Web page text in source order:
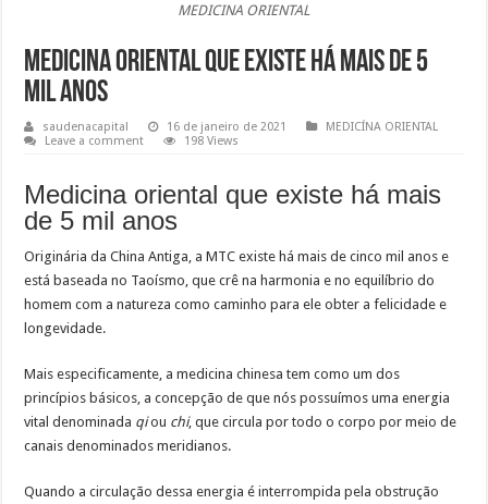
MEDICINA ORIENTAL
Medicina oriental que existe há mais de 5
mil anos
saudenacapital 16 de janeiro de 2021
MEDICÍNA ORIENTAL
Leave a comment
198 Views
Medicina oriental que existe há mais
de 5 mil anos
Originária da China Antiga, a MTC existe há mais de cinco mil anos e
está baseada no Taoísmo, que crê na harmonia e no equilíbrio do
homem com a natureza como caminho para ele obter a felicidade e
longevidade.
Mais especificamente, a medicina chinesa tem como um dos
princípios básicos, a concepção de que nós possuímos uma energia
vital denominada qiou chi, que circula por todo o corpo por meio de
canais denominados meridianos.
Quando a circulação dessa energia é interrompida pela obstrução